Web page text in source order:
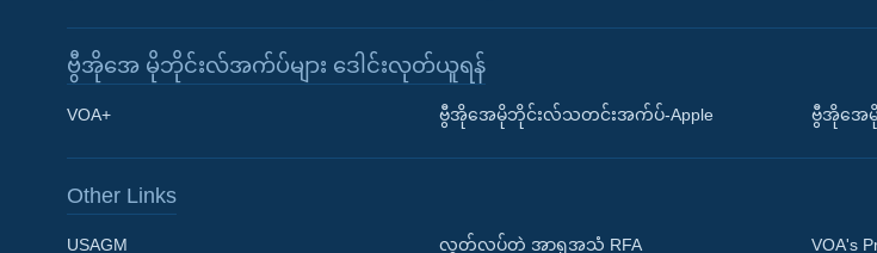
Learning English
ဗွီအိုအေ မိုဘိုင်းလ်အက်ပ်များ ဒေါင်းလုတ်ယူရန်
VOA+ ဗွီအိုအေမိုဘိုင်းလ်သတင်းအက်ပ်-Apple ဗွီအိုအေ
Other Links
USAGM လွတ်လပ်တဲ့ အာရှအသံ RFA VOA's